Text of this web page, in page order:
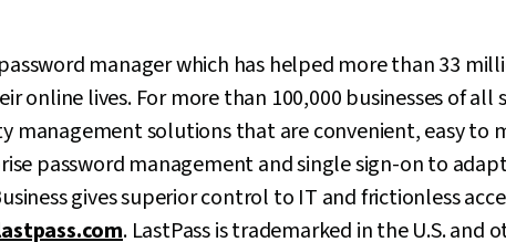
manager which has helped more than 33
online lives. For more than 100,000 businesses of all
management solutions that are convenient, easy to
password management and single sign-on to
gives superior control to IT and frictionless
. LastPass is trademarked in the U.S. and